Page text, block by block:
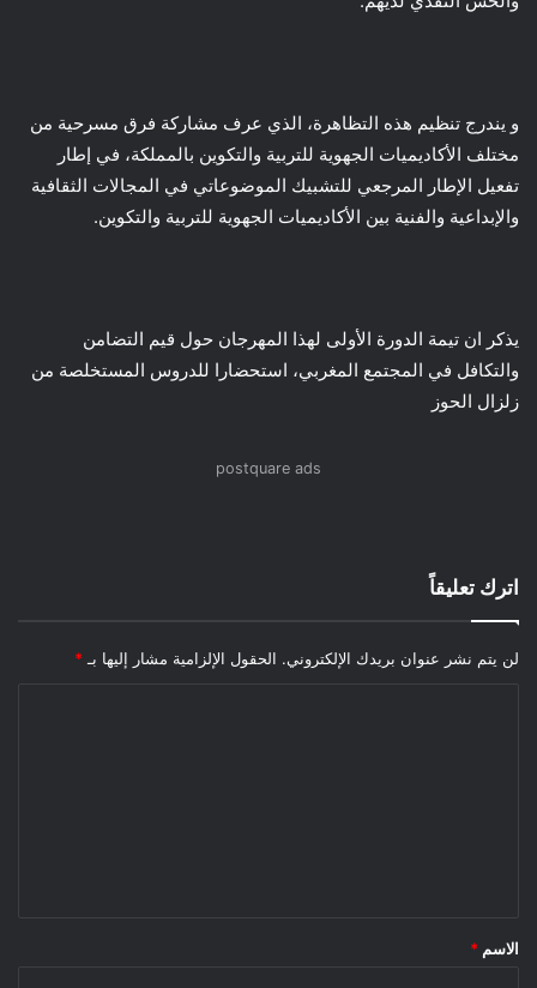
و يندرج تنظيم هذه التظاهرة، الذي عرف مشاركة فرق مسرحية من
مختلف الأكاديميات الجهوية للتربية والتكوين بالمملكة، في إطار
تفعيل الإطار المرجعي للتشبيك الموضوعاتي في المجالات الثقافية
والإبداعية والفنية بين الأكاديميات الجهوية للتربية والتكوين.
يذكر ان تيمة الدورة الأولى لهذا المهرجان حول قيم التضامن
والتكافل في المجتمع المغربي، استحضارا للدروس المستخلصة من
زلزال الحوز
postquare ads
اترك تعليقاً
لن يتم نشر عنوان بريدك الإلكتروني. الحقول الإلزامية مشار إليها بـ *
الاسم *